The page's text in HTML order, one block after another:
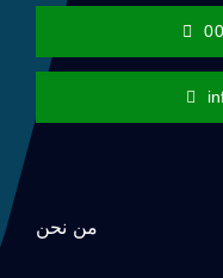
من نحن